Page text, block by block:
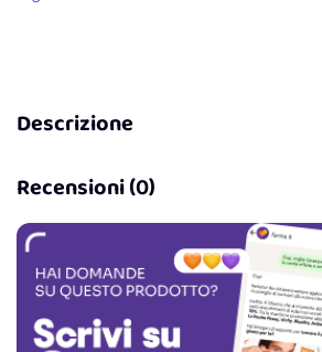
Descrizione
Recensioni (0)